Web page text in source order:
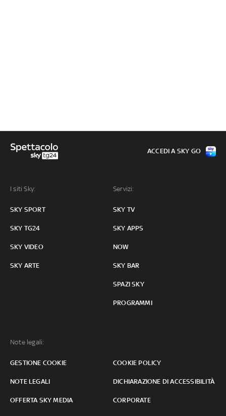
I siti Sky:
SKY SPORT
SKY TG24
SKY VIDEO
SKY ARTE
Servizi:
SKY TV
SKY APPS
NOW
SKY BAR
SPAZI SKY
PROGRAMMI
Note legali:
GESTIONE COOKIE COOKIE POLICY
NOTE LEGALI DICHIARAZIONE DI ACCESSIBILITÀ
OFFERTA SKY MEDIA CORPORATE
ACCEDI A SKY GO